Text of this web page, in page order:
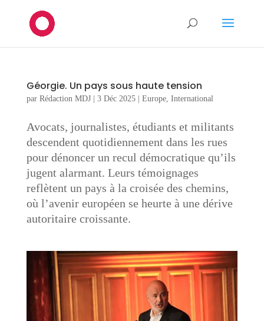
Géorgie. Un pays sous haute tension
par Rédaction MDJ| 3 Déc 2025| Europe, International
Avocats, journalistes, étudiants et militants
descendent quotidiennement dans les rues
pour dénoncer un recul démocratique qu’ils
jugent alarmant. Leurs témoignages
reflètent un pays à la croisée des chemins,
où l’avenir européen se heurte à une dérive
autoritaire croissante.